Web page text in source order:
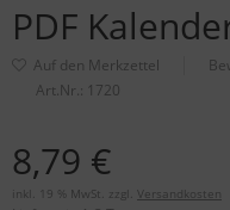
PDF
Art.Nr.: 1720
8,79 €
inkl. 19 % MwSt. zzgl. Versandkosten